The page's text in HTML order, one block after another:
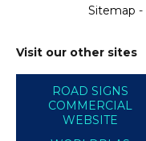
Sitemap -
Visit our other sites
ROAD SIGNS
COMMERCIAL
WEBSITE